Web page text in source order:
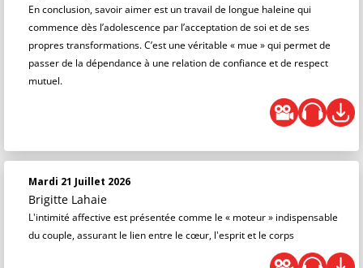
En conclusion, savoir aimer est un travail de longue haleine qui
commence dès l’adolescence par l’acceptation de soi et de ses
propres transformations. C’est une véritable « mue » qui permet de
passer de la dépendance à une relation de confiance et de respect
mutuel.
Mardi 21 Juillet 2026
Brigitte Lahaie
L'intimité affective est présentée comme le « moteur » indispensable
du couple, assurant le lien entre le cœur, l'esprit et le corps